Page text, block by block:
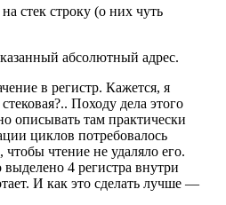
стек строку (о них чуть
абсолютный адрес.
в регистр. Кажется, я
Походу дела этого
описывать там практически
циклов потребовалось
чтобы чтение не удаляло его.
4 регистра внутри
И как это сделать лучше —